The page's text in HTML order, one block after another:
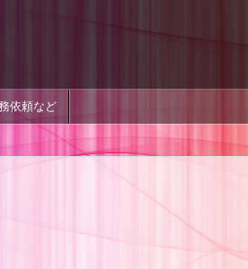
依頼など